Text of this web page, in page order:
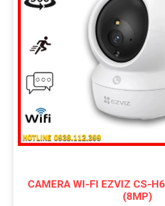
CAMERA WI-FI EZVIZ CS-
(8MP)